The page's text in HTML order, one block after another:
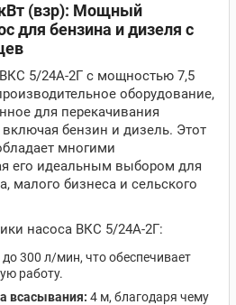
(взр): Мощный
для бензина и дизеля с
5/24А-2Г с мощностью 7,5
оборудование,
для перекачивания
бензин и дизель. Этот
многими
его идеальным выбором для
малого бизнеса и сельского
насоса ВКС 5/24А-2Г:
до 300 л/мин, что обеспечивает
работу.
всасывания: 4 м, благодаря чему